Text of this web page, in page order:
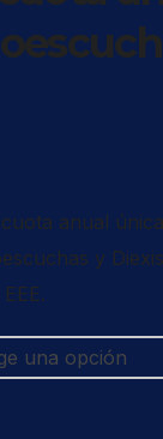
anual
y